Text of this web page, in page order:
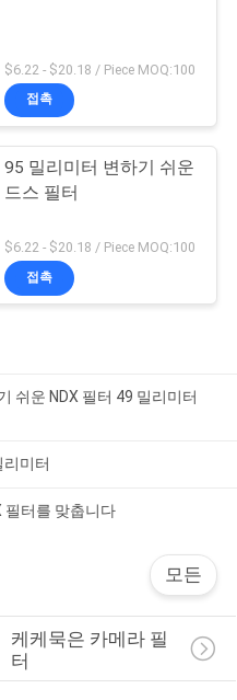
$6.22 - $20.18 / Piece MOQ:100
접촉
95 밀리미터 변하기 쉬운
드스 필터
$6.22 - $20.18 / Piece MOQ:100
접촉
쉬운 NDX 필터 49 밀리미터
리미터
필터를 맞춥니다
모든
케케묵은 카메라 필
터